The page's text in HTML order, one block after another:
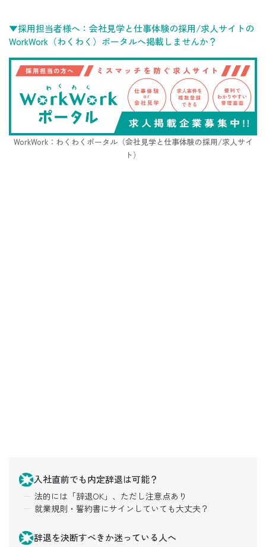
▼採用担当者様へ：会社見学と仕事体験の採用/求人サイトの
WorkWork（わくわく）ポータルへ掲載しませんか？
WorkWork：わくわくポータル（会社見学と仕事体験の採用/求人サイ
ト）
入社直前でも内定辞退は可能？
法的には「辞退OK」、ただし注意点あり
就業規則・誓約書にサインしていても大丈夫？
辞退を決断すべきか迷っている人へ